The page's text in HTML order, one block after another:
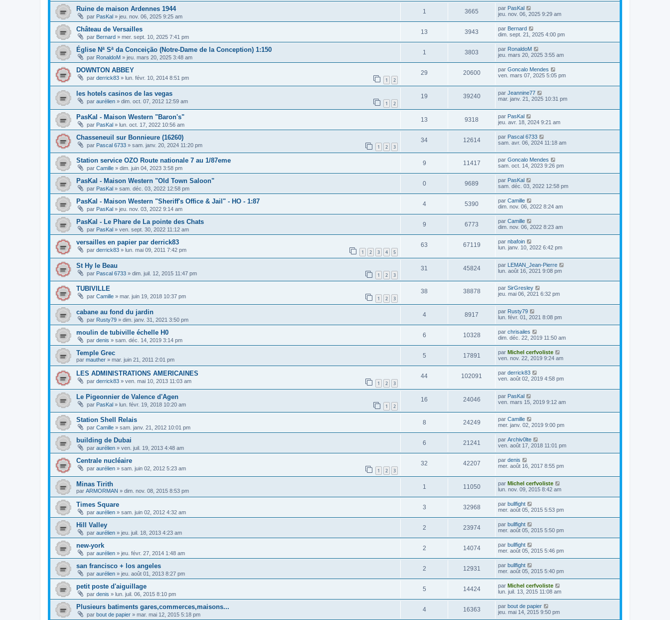
Ruine de maison Ardennes 1944
par PasKal » jeu. nov. 06, 2025 9:25 am
1 3665 par PasKal
jeu. nov. 06, 2025 9:29 am
Château de Versailles
par Bernard » mer. sept. 10, 2025 7:41 pm
13 3943 par Bernard
dim. sept. 21, 2025 4:00 pm
Église Nª Sª da Conceição (Notre-Dame de la Conception) 1:150
par RonaldoM » jeu. mars 20, 2025 3:48 am
1 3803 par RonaldoM
jeu. mars 20, 2025 3:55 am
DOWNTON ABBEY
par derrick83 » lun. févr. 10, 2014 8:51 pm 1 2
29 20600 par Goncalo Mendes
ven. mars 07, 2025 5:05 pm
les hotels casinos de las vegas
par aurélien » dim. oct. 07, 2012 12:59 am 1 2
19 39240 par Jeannine77
mar. janv. 21, 2025 10:31 pm
PasKal - Maison Western "Baron's"
par PasKal » lun. oct. 17, 2022 10:56 am
13 9318 par PasKal
jeu. avr. 18, 2024 9:21 am
Chasseneuil sur Bonnieure (16260)
par Pascal 6733 » sam. janv. 20, 2024 11:20 pm 1 2 3
34 12614 par Pascal 6733
sam. avr. 06, 2024 11:18 am
Station service OZO Route nationale 7 au 1/87eme
par Camille » dim. juin 04, 2023 3:58 pm
9 11417 par Goncalo Mendes
sam. oct. 14, 2023 9:26 pm
PasKal - Maison Western "Old Town Saloon"
par PasKal » sam. déc. 03, 2022 12:58 pm
0 9689 par PasKal
sam. déc. 03, 2022 12:58 pm
PasKal - Maison Western "Sheriff's Office & Jail" - HO - 1:87
par PasKal » jeu. nov. 03, 2022 9:14 am
4 5390 par Camille
dim. nov. 06, 2022 8:24 am
PasKal - Le Phare de La pointe des Chats
par PasKal » ven. sept. 30, 2022 11:12 am
9 6773 par Camille
dim. nov. 06, 2022 8:23 am
versailles en papier par derrick83
par derrick83 » lun. mai 09, 2011 7:42 pm 1 2 3 4 5
63 67119 par nbafoin
lun. janv. 10, 2022 6:42 pm
St Hy le Beau
par Pascal 6733 » dim. juil. 12, 2015 11:47 pm 1 2 3
31 45824 par LEMAN_Jean-Pierre
lun. août 16, 2021 9:08 pm
TUBIVILLE
par Camille » mar. juin 19, 2018 10:37 pm 1 2 3
38 38878 par SirGresley
jeu. mai 06, 2021 6:32 pm
cabane au fond du jardin
par Rusty79 » dim. janv. 31, 2021 3:50 pm
4 8917 par Rusty79
lun. févr. 01, 2021 8:08 pm
moulin de tubiville échelle H0
par denis » sam. déc. 14, 2019 3:14 pm
6 10328 par chrisailes
dim. déc. 22, 2019 11:50 am
Temple Grec
par mauther » mar. juin 21, 2011 2:01 pm
5 17891 par Michel cerfvoliste
ven. nov. 22, 2019 9:24 am
LES ADMINISTRATIONS AMERICAINES
par derrick83 » ven. mai 10, 2013 11:03 am 1 2 3
44 102091 par derrick83
ven. août 02, 2019 4:58 pm
Le Pigeonnier de Valence d'Agen
par PasKal » lun. févr. 19, 2018 10:20 am 1 2
16 24046 par PasKal
ven. mars 15, 2019 9:12 am
Station Shell Relais
par Camille » sam. janv. 21, 2012 10:01 pm
8 24249 par Camille
mer. janv. 02, 2019 9:00 pm
building de Dubai
par aurélien » ven. juil. 19, 2013 4:48 am
6 21241 par Archiv0lte
ven. août 17, 2018 11:01 pm
Centrale nucléaire
par aurélien » sam. juin 02, 2012 5:23 am 1 2 3
32 42207 par denis
mer. août 16, 2017 8:55 pm
Minas Tirith
par ARMORMAN » dim. nov. 08, 2015 8:53 pm
1 11050 par Michel cerfvoliste
lun. nov. 09, 2015 8:42 am
Times Square
par aurélien » sam. juin 02, 2012 4:32 am
3 32968 par bullfight
mer. août 05, 2015 5:53 pm
Hill Valley
par aurélien » jeu. juil. 18, 2013 4:23 am
2 23974 par bullfight
mer. août 05, 2015 5:50 pm
new-york
par aurélien » jeu. févr. 27, 2014 1:48 am
2 14074 par bullfight
mer. août 05, 2015 5:46 pm
san francisco + los angeles
par aurélien » jeu. août 01, 2013 8:27 pm
2 12931 par bullfight
mer. août 05, 2015 5:40 pm
petit poste d'aiguillage
par denis » lun. juil. 06, 2015 8:10 pm
5 14424 par Michel cerfvoliste
lun. juil. 13, 2015 11:08 am
Plusieurs batiments gares,commerces,maisons...
par bout de papier » mar. mai 12, 2015 5:18 pm
4 16363 par bout de papier
jeu. mai 14, 2015 9:50 pm